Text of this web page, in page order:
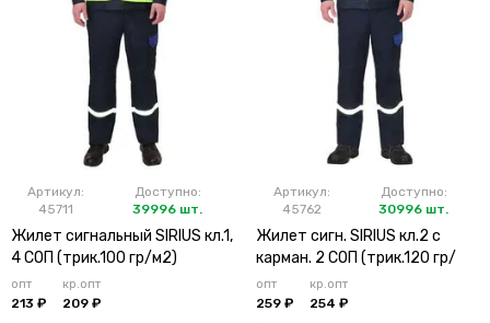
Артикул:
45711
Доступно:
39996 шт.
Жилет сигнальный SIRIUS кл.1,
4 СОП (трик.100 гр/м2)
лимонный
опт
213 ₽
кр.опт
209 ₽
Артикул:
45762
Доступно:
30996 шт.
Жилет сигн. SIRIUS кл.2 с
карман. 2 СОП (трик.120 гр/
м2)
опт
259 ₽
кр.опт
254 ₽